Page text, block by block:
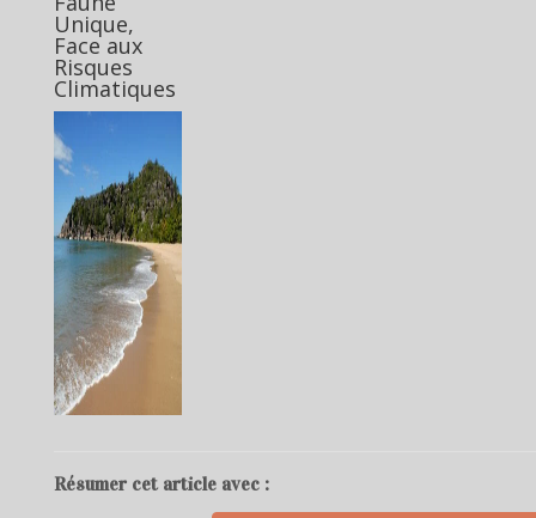
Unique,
Face aux
Risques
Climatiques
Résumer cet article avec :